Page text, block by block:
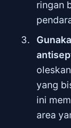
ringan
yang
ini
area